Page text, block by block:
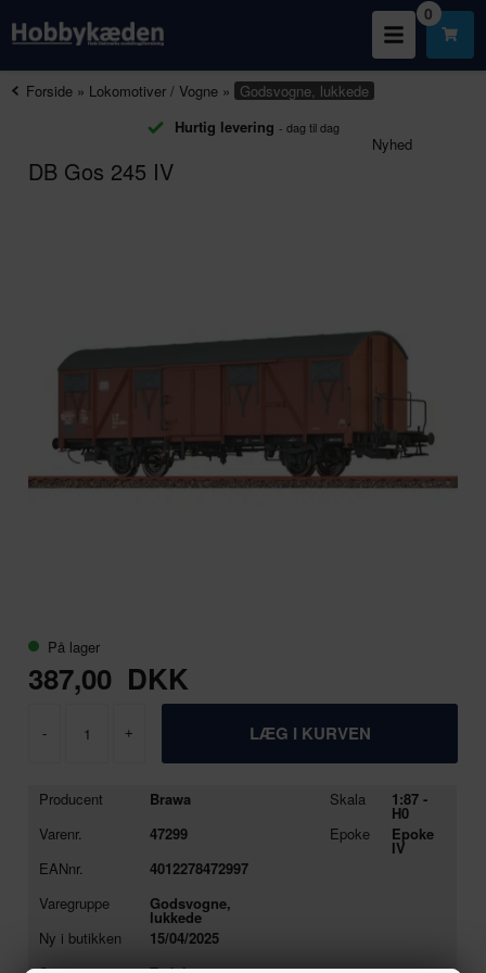
0
Forside » Lokomotiver / Vogne » Godsvogne, lukkede
Hurtig levering - dag til dag
Nyhed
DB Gos 245 IV
På lager
387,00 DKK
- +
Producent
Brawa
Varenr.
47299
EANnr.
4012278472997
Varegruppe
Godsvogne,
lukkede
Ny i butikken
15/04/2025
Skala 1:87 -
H0
Epoke
Epoke
IV